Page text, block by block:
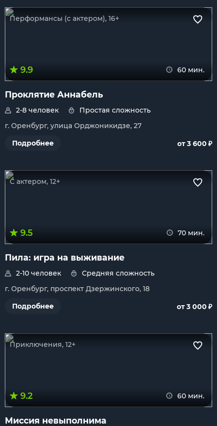
Перформансы (с актером), 16+
9.9 60 мин.
Проклятие Аннабель
2-8 человек
Простая сложность
г. Оренбург, улица Орджоникидзе, 27
Подробнее
от 3 600 ₽
С актером, 12+
9.5 70 мин.
Пила: игра на выживание
2-10 человек
Средняя сложность
г. Оренбург, проспект Дзержинского, 18
Подробнее
от 3 000 ₽
Приключения, 12+
9.2 60 мин.
Миссия невыполнима